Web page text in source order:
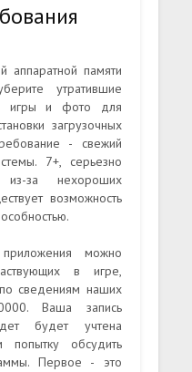
аппаратной памяти
утратившие
игры и фото для
загрузочных
- свежий
7+, серьезно
за нехороших
возможность
можно
в игре,
сведениям наших
Ваша запись
будет учтена
попытку обсудить
Первое - это